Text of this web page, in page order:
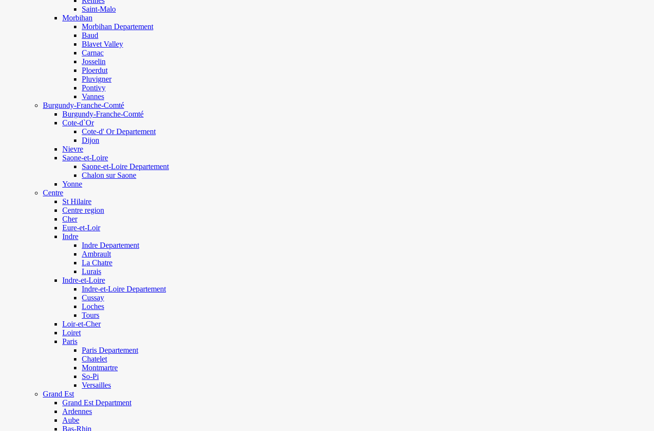
Saint-Malo
Morbihan
Morbihan Departement
Baud
Blavet Valley
Carnac
Josselin
Ploerdut
Pluvigner
Pontivy
Vannes
Burgundy-Franche-Comté
Burgundy-Franche-Comté
Cote-d`Or
Cote-d' Or Departement
Dijon
Nievre
Saone-et-Loire
Saone-et-Loire Departement
Chalon sur Saone
Yonne
Centre
St Hilaire
Centre region
Cher
Eure-et-Loir
Indre
Indre Departement
Ambrault
La Chatre
Lurais
Indre-et-Loire
Indre-et-Loire Departement
Cussay
Loches
Tours
Loir-et-Cher
Loiret
Paris
Paris Departement
Chatelet
Montmartre
So-Pi
Versailles
Grand Est
Grand Est Department
Ardennes
Aube
Bas-Rhin